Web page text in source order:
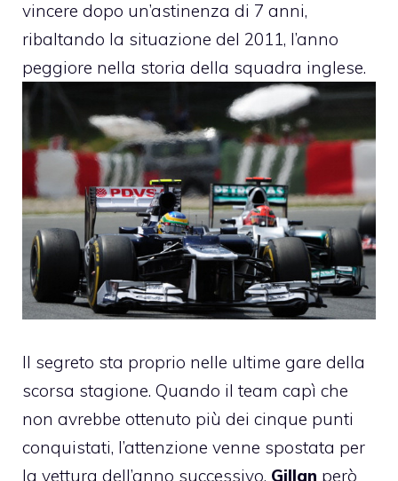
vincere dopo un’astinenza di 7 anni,
ribaltando la situazione del 2011, l’anno
peggiore nella storia della squadra inglese.
Il segreto sta proprio nelle ultime gare della
scorsa stagione. Quando il team capì che
non avrebbe ottenuto più dei cinque punti
conquistati, l’attenzione venne spostata per
la vettura dell’anno successivo. Gillan però